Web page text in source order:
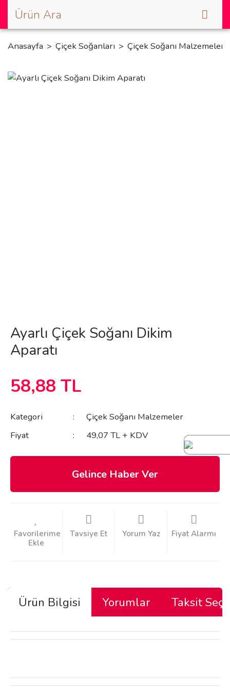
Anasayfa Çiçek Soğanları Çiçek Soğanı Malzemeler
Ayarlı Çiçek Soğanı Dikim
Aparatı
58,88 TL
Kategori
Çiçek Soğanı Malzemeler
Fiyat
49,07 TL + KDV
Gelince Haber Ver
Tavsiye Et Yorum Yaz Fiyat Alarmı
Ürün Bilgisi Yorumlar Taksit